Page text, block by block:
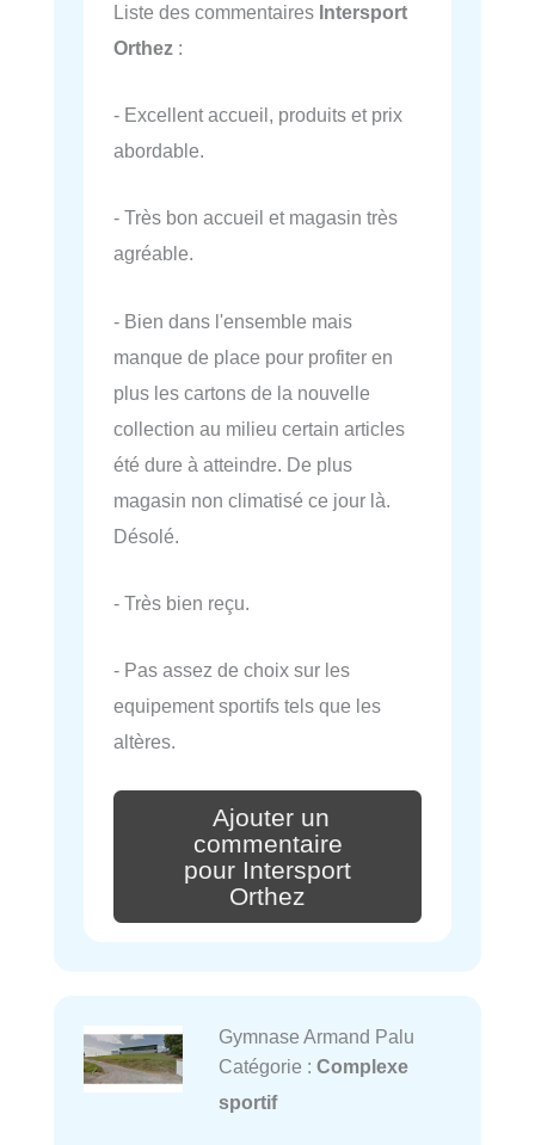
Liste des commentaires Intersport
Orthez :
- Excellent accueil, produits et prix
abordable.
- Très bon accueil et magasin très
agréable.
- Bien dans l'ensemble mais
manque de place pour profiter en
plus les cartons de la nouvelle
collection au milieu certain articles
été dure à atteindre. De plus
magasin non climatisé ce jour là.
Désolé.
- Très bien reçu.
- Pas assez de choix sur les
equipement sportifs tels que les
altères.
Ajouter un
commentaire
pour Intersport
Orthez
Gymnase Armand Palu
Catégorie : Complexe
sportif